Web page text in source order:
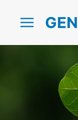
GEN